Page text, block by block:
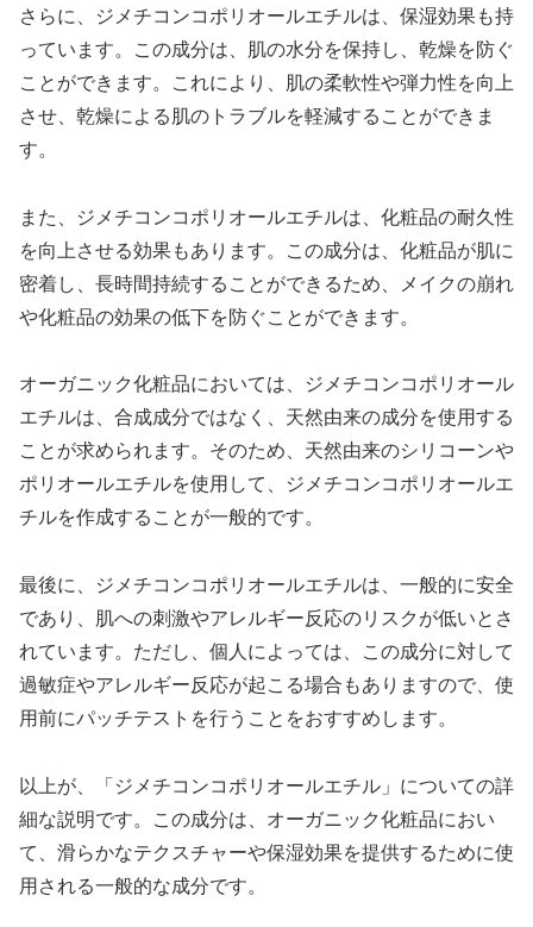
さらに、ジメチコンコポリオールエチルは、保湿効果も持
っています。この成分は、肌の水分を保持し、乾燥を防ぐ
ことができます。これにより、肌の柔軟性や弾力性を向上
させ、乾燥による肌のトラブルを軽減することができま
す。
また、ジメチコンコポリオールエチルは、化粧品の耐久性
を向上させる効果もあります。この成分は、化粧品が肌に
密着し、長時間持続することができるため、メイクの崩れ
や化粧品の効果の低下を防ぐことができます。
オーガニック化粧品においては、ジメチコンコポリオール
エチルは、合成成分ではなく、天然由来の成分を使用する
ことが求められます。そのため、天然由来のシリコーンや
ポリオールエチルを使用して、ジメチコンコポリオールエ
チルを作成することが一般的です。
最後に、ジメチコンコポリオールエチルは、一般的に安全
であり、肌への刺激やアレルギー反応のリスクが低いとさ
れています。ただし、個人によっては、この成分に対して
過敏症やアレルギー反応が起こる場合もありますので、使
用前にパッチテストを行うことをおすすめします。
以上が、「ジメチコンコポリオールエチル」についての詳
細な説明です。この成分は、オーガニック化粧品におい
て、滑らかなテクスチャーや保湿効果を提供するために使
用される一般的な成分です。